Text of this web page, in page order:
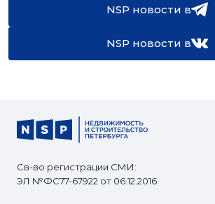
NSP новости в
NSP новости в
Св-во регистрации СМИ:
ЭЛ №ФС77-67922 от 06.12.2016